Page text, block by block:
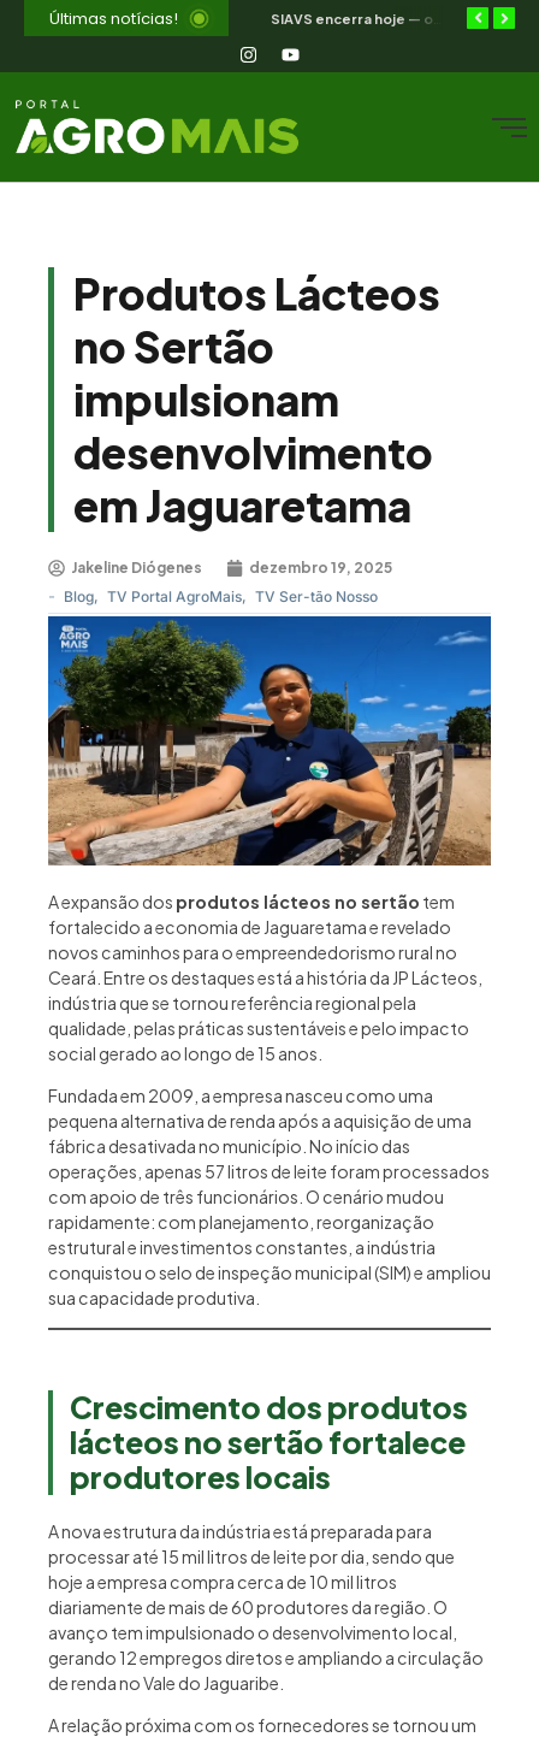
Últimas notícias!
Produtos Lácteos
no Sertão
impulsionam
desenvolvimento
em Jaguaretama
Jakeline Diógenes dezembro 19, 2025
- Blog, TV Portal AgroMais, TV Ser-tão Nosso
A expansão dos produtos lácteos no sertão tem
fortalecido a economia de Jaguaretama e revelado
novos caminhos para o empreendedorismo rural no
Ceará. Entre os destaques está a história da JP Lácteos,
indústria que se tornou referência regional pela
qualidade, pelas práticas sustentáveis e pelo impacto
social gerado ao longo de 15 anos.
Fundada em 2009, a empresa nasceu como uma
pequena alternativa de renda após a aquisição de uma
fábrica desativada no município. No início das
operações, apenas 57 litros de leite foram processados
com apoio de três funcionários. O cenário mudou
rapidamente: com planejamento, reorganização
estrutural e investimentos constantes, a indústria
conquistou o selo de inspeção municipal (SIM) e ampliou
sua capacidade produtiva.
Crescimento dos produtos
lácteos no sertão fortalece
produtores locais
A nova estrutura da indústria está preparada para
processar até 15 mil litros de leite por dia, sendo que
hoje a empresa compra cerca de 10 mil litros
diariamente de mais de 60 produtores da região. O
avanço tem impulsionado o desenvolvimento local,
gerando 12 empregos diretos e ampliando a circulação
de renda no Vale do Jaguaribe.
A relação próxima com os fornecedores se tornou um